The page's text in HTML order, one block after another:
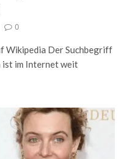
0
Wikipedia Der Suchbegriff
ist im Internet weit